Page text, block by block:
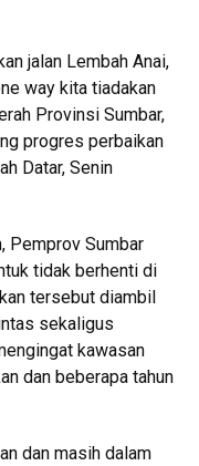
jalan Lembah Anai,
way kita tiadakan
Provinsi Sumbar,
progres perbaikan
Datar, Senin
Pemprov Sumbar
tidak berhenti di
tersebut diambil
sekaligus
kawasan
dan beberapa tahun
dan masih dalam